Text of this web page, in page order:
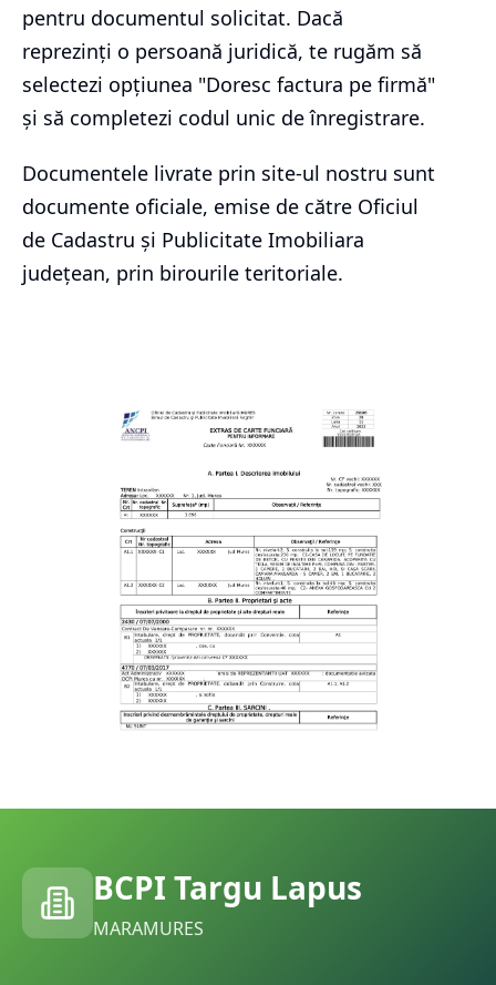
pentru documentul solicitat. Dacă
reprezinți o persoană juridică, te rugăm să
selectezi opțiunea "Doresc factura pe firmă"
și să completezi codul unic de înregistrare.
Documentele livrate prin site-ul nostru sunt
documente oficiale, emise de către Oficiul
de Cadastru și Publicitate Imobiliara
județean, prin birourile teritoriale.
BCPI Targu Lapus
MARAMURES